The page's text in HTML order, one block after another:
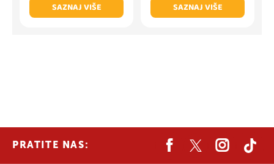
SAZNAJ VIŠE
SAZNAJ VIŠE
PRATITE NAS: